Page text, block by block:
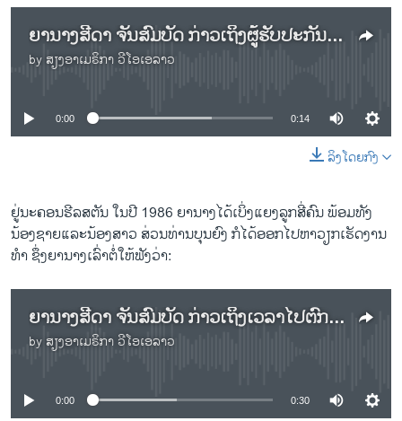
ຍານາງສີດາ ຈັນສົມບັດ ກ່າວເຖິງຜູ້ຮັບປະກັນມາສະຫະລັດ
by ສຽງອາເມຣິກາ ວີໂອເອລາວ
No media source currently available
0:00 0:14
ລິງໂດຍກົງ
ຢູ່ນະຄອນຮີລສຕັນ ໃນປີ 1986 ຍານາງໄດ້ເບິ່ງແຍງລູກສີ່ຄົນ ພ້ອມທັງ
ນ້ອງຊາຍແລະນ້ອງສາວ ສ່ວນທ່ານບຸນຍົງ ກໍໄດ້ອອກໄປຫາວຽກເຮັດງານ
ທຳ ຊຶ່ງຍານາງເລົ່າຕໍ່ໃຫ້ຟັງວ່າ:
ຍານາງສີດາ ຈັນສົມບັດ ກ່າວເຖິງເວລາໄປຕົກຢູ່ນະຄອນຮີລສຕັນ
by ສຽງອາເມຣິກາ ວີໂອເອລາວ
No media source currently available
0:00 0:30